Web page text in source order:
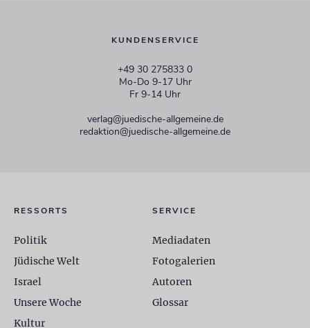
KUNDENSERVICE
+49 30 275833 0
Mo-Do 9-17 Uhr
Fr 9-14 Uhr
verlag@juedische-allgemeine.de
redaktion@juedische-allgemeine.de
RESSORTS
Politik
Jüdische Welt
Israel
Unsere Woche
Kultur
SERVICE
Mediadaten
Fotogalerien
Autoren
Glossar